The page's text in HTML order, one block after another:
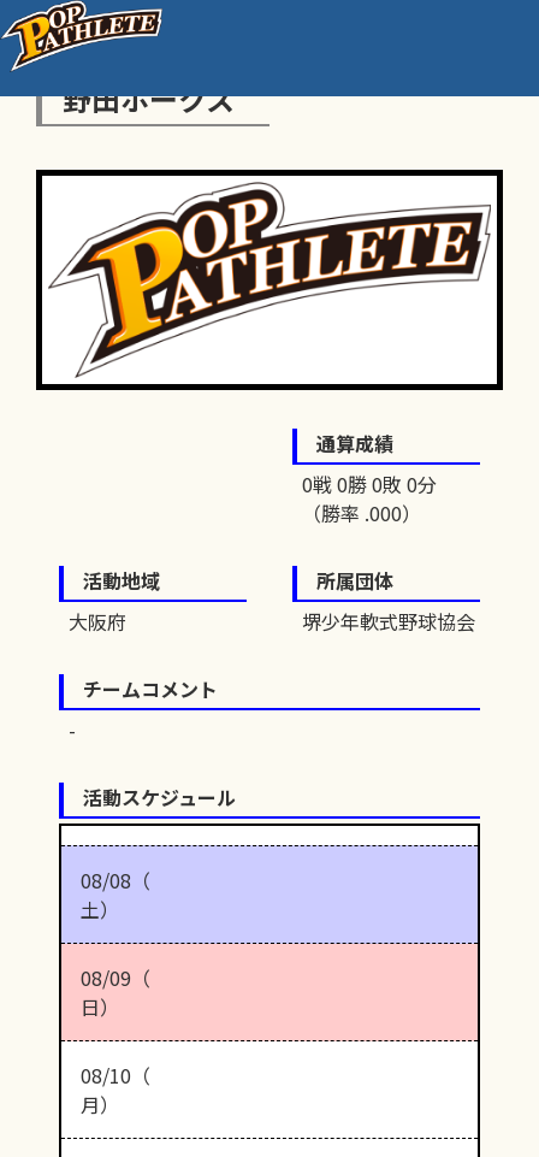
野田ホークス
通算成績
0戦 0勝 0敗 0分
（勝率 .000）
活動地域
大阪府
所属団体
堺少年軟式野球協会
チームコメント
活動スケジュール
08/08（
土）
08/09（
日）
08/10（
月）